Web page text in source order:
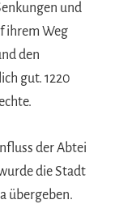
und
ihrem Weg
den
gut. 1220
der Abtei
die Stadt
übergeben.